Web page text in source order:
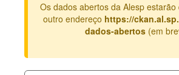
Legislação
Perguntas frequentes
Os dados abertos da Alesp
outro endereço https://
dados-abertos (em